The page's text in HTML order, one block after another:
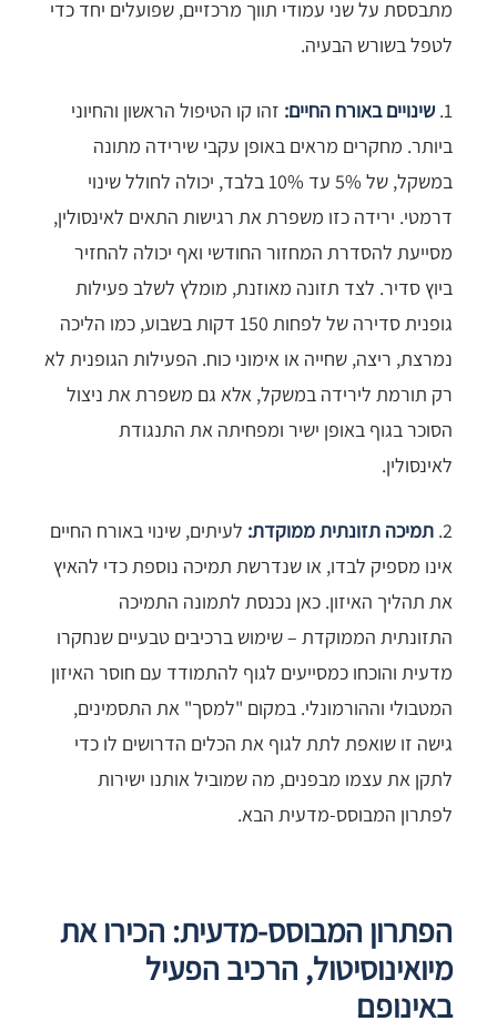
מתבססת על שני עמודי תווך מרכזיים, שפועלים יחד כדי
לטפל בשורש הבעיה.
1. שינויים באורח החיים: זהו קו הטיפול הראשון והחיוני
ביותר. מחקרים מראים באופן עקבי שירידה מתונה
במשקל, של 5% עד 10% בלבד, יכולה לחולל שינוי
דרמטי. ירידה כזו משפרת את רגישות התאים לאינסולין,
מסייעת להסדרת המחזור החודשי ואף יכולה להחזיר
ביוץ סדיר. לצד תזונה מאוזנת, מומלץ לשלב פעילות
גופנית סדירה של לפחות 150 דקות בשבוע, כמו הליכה
נמרצת, ריצה, שחייה או אימוני כוח. הפעילות הגופנית לא
רק תורמת לירידה במשקל, אלא גם משפרת את ניצול
הסוכר בגוף באופן ישיר ומפחיתה את התנגודת
לאינסולין.
2. תמיכה תזונתית ממוקדת: לעיתים, שינוי באורח החיים
אינו מספיק לבדו, או שנדרשת תמיכה נוספת כדי להאיץ
את תהליך האיזון. כאן נכנסת לתמונה התמיכה
התזונתית הממוקדת – שימוש ברכיבים טבעיים שנחקרו
מדעית והוכחו כמסייעים לגוף להתמודד עם חוסר האיזון
המטבולי וההורמונלי. במקום "למסך" את התסמינים,
גישה זו שואפת לתת לגוף את הכלים הדרושים לו כדי
לתקן את עצמו מבפנים, מה שמוביל אותנו ישירות
לפתרון המבוסס-מדעית הבא.
הפתרון המבוסס-מדעית: הכירו את
מיואינוסיטול, הרכיב הפעיל
באינופם